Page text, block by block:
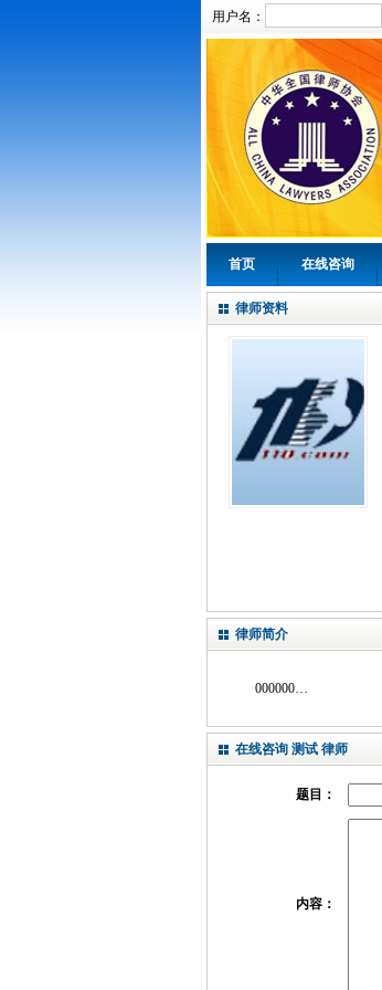
用户名：
首页 在线咨询
律师资料
律师简介
000000…
在线咨询 测试 律师
题目：
内容：